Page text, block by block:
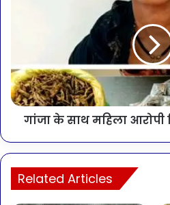
गांजा के साथ महिला आरोपी
Related Articles